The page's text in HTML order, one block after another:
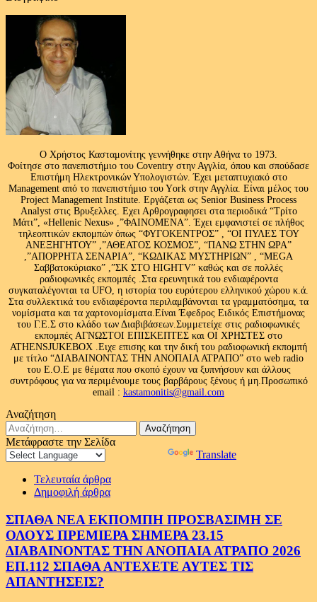
Ο Χρήστος Κασταμονίτης γεννήθηκε στην Αθήνα το 1973.
Φοίτησε στο πανεπιστήμιο του Coventry στην Αγγλία, όπου και σπούδασε
Επιστήμη Ηλεκτρονικών Υπολογιστών. Έχει μεταπτυχιακό στο
Management από το πανεπιστήμιο του Υork στην Αγγλία. Είναι μέλος του
Project Management Institute. Εργάζεται ως Senior Business Process
Analyst στις Βρυξελλες. Εχει Αρθρογραφησει στα περιοδικά “Τρίτο
Μάτι”, «Hellenic Nexus» ,”ΦΑΙΝΟΜΕΝΑ”. Έχει εμφανιστεί σε πλήθος
τηλεοπτικών εκπομπών όπως “ΦΥΓΟΚΕΝΤΡΟΣ” , “ΟΙ ΠΥΛΕΣ ΤΟΥ
ΑΝΕΞΗΓΗΤΟΥ” ,”ΑΘΕΑΤΟΣ ΚΟΣΜΟΣ”, “ΠΑΝΩ ΣΤΗΝ ΩΡΑ”
,”ΑΠΟΡΡΗΤΑ ΣΕΝΑΡΙΑ”, “ΚΩΔΙΚΑΣ ΜΥΣΤΗΡΙΩΝ” , “MEGA
Σαββατοκύριακο” ,”ΣΚ ΣΤΟ HIGHTV” καθώς και σε πολλές
ραδιοφωνικές εκπομπές .Στα ερευνητικά του ενδιαφέροντα
συγκαταλέγονται τα UFO, η ιστορία του ευρύτερου ελληνικού χώρου κ.ά.
Στα συλλεκτικά του ενδιαφέροντα περιλαμβάνονται τα γραμματόσημα, τα
νομίσματα και τα χαρτονομίσματα.Είναι Έφεδρος Ειδικός Επιστήμονας
του Γ.Ε.Σ στο κλάδο των Διαβιβάσεων.Συμμετείχε στις ραδιοφωνικές
εκπομπές ΑΓΝΩΣΤΟΙ ΕΠΙΣΚΕΠΤΕΣ και ΟΙ ΧΡΗΣΤΕΣ στο
ATHENSJUKEBOX .Ειχε επισης και την δική του ραδιοφωνική εκπομπή
με τίτλο “ΔΙΑΒΑΙΝΟΝΤΑΣ ΤΗΝ ΑΝΟΠΑΙΑ ΑΤΡΑΠΟ” στο web radio
του Ε.Ο.Ε με θέματα που σκοπό έχουν να ξυπνήσουν και άλλους
συντρόφους για να περιμένουμε τους βαρβάρους ξένους ή μη.Προσωπικό
email : kastamonitis@gmail.com
Αναζήτηση
Αναζήτηση
για:
Μετάφραστε την Σελίδα
Translate
Τελευταία άρθρα
Δημοφιλή άρθρα
ΣΠΑΘΑ ΝΕΑ ΕΚΠΟΜΠΗ ΠΡΟΣΒΑΣΙΜΗ ΣΕ
ΟΛΟΥΣ ΠΡΕΜΙΕΡΑ ΣΗΜΕΡΑ 23.15
ΔΙΑΒΑΙΝΟΝΤΑΣ ΤΗΝ ΑΝΟΠΑΙΑ ΑΤΡΑΠΟ 2026
ΕΠ.112 ΣΠΑΘΑ ΑΝΤΕΧΕΤΕ ΑΥΤΕΣ ΤΙΣ
ΑΠΑΝΤΗΣΕΙΣ?